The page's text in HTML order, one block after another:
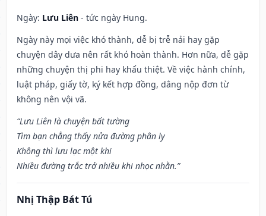
Ngày: Lưu Liên - tức ngày Hung.
Ngày này mọi việc khó thành, dễ bị trễ nải hay gặp
chuyện dây dưa nên rất khó hoàn thành. Hơn nữa, dễ gặp
những chuyện thị phi hay khẩu thiệt. Về việc hành chính,
luật pháp, giấy tờ, ký kết hợp đồng, dâng nộp đơn từ
không nên vội vã.
“Lưu Liên là chuyện bất tường
Tìm bạn chẳng thấy nửa đường phân ly
Không thì lưu lạc một khi
Nhiều đường trắc trở nhiều khi nhọc nhằn.”
Nhị Thập Bát Tú